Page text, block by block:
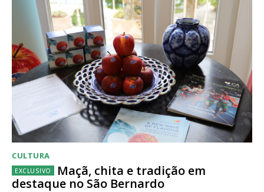
CULTURA
Maçã, chita e tradição em
destaque no São Bernardo